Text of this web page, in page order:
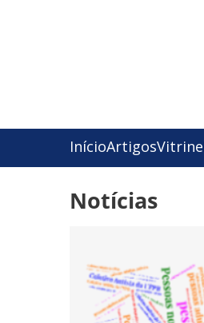
InícioArtigosVitrine
Notícias